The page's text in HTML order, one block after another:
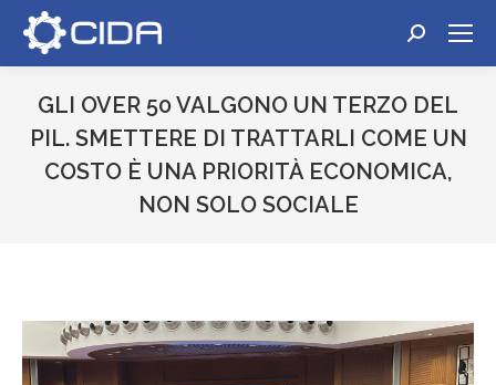
Cerca:
GLI OVER 50 VALGONO UN TERZO DEL
PIL. SMETTERE DI TRATTARLI COME UN
COSTO È UNA PRIORITÀ ECONOMICA,
NON SOLO SOCIALE